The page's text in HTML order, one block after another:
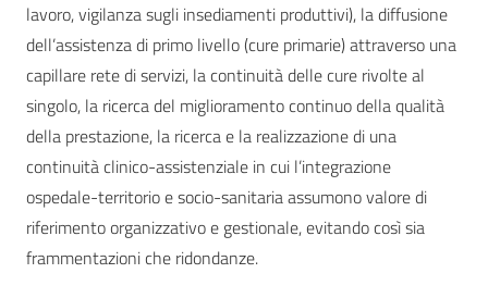
lavoro, vigilanza sugli insediamenti produttivi), la diffusione
dell’assistenza di primo livello (cure primarie) attraverso una
capillare rete di servizi, la continuità delle cure rivolte al
singolo, la ricerca del miglioramento continuo della qualità
della prestazione, la ricerca e la realizzazione di una
continuità clinico-assistenziale in cui l’integrazione
ospedale-territorio e socio-sanitaria assumono valore di
riferimento organizzativo e gestionale, evitando così sia
frammentazioni che ridondanze.